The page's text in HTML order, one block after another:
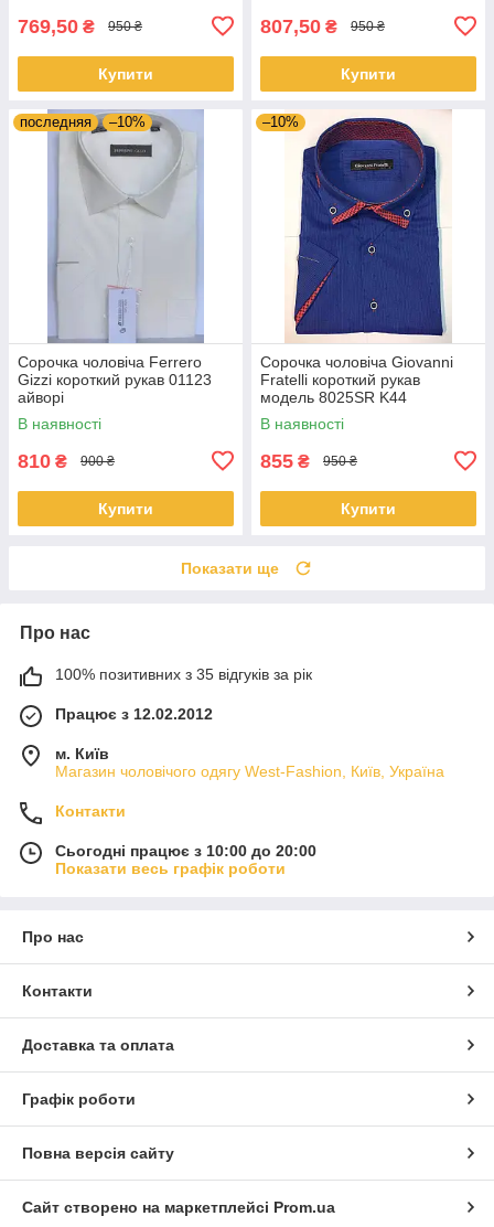
769,50 ₴ 950 ₴
Купити
807,50 ₴ 950 ₴
Купити
последняя –10%
Сорочка чоловіча Ferrero
Gizzi короткий рукав 01123
айворі
В наявності
810 ₴ 900 ₴
Купити
–10%
Сорочка чоловіча Giovanni
Fratelli короткий рукав
модель 8025SR K44
В наявності
855 ₴ 950 ₴
Купити
Показати ще
Про нас
100% позитивних з 35 відгуків за рік
Працює з 12.02.2012
м. Київ
Магазин чоловічого одягу West-Fashion, Київ, Україна
Контакти
Сьогодні працює з 10:00 до 20:00
Показати весь графік роботи
Про нас
Контакти
Доставка та оплата
Графік роботи
Повна версія сайту
Сайт створено на маркетплейсі Prom.ua